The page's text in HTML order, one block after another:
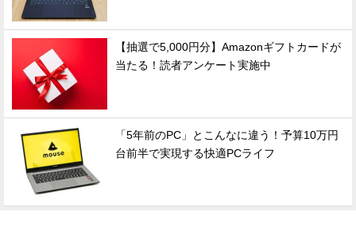
【抽選で5,000円分】Amazonギフトカードが
当たる！読者アンケート実施中
「5年前のPC」とこんなに違う！予算10万円
台前半で実現する快適PCライフ